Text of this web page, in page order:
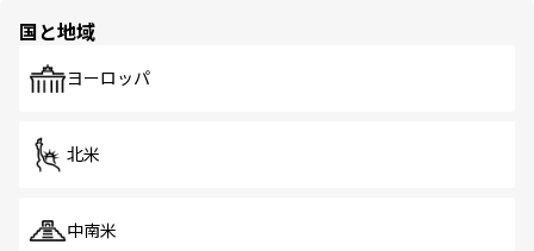
で、ホーカーズは地元の風情を楽しめる外せないスポット
国と地域
ヨーロッパ
北米
中南米